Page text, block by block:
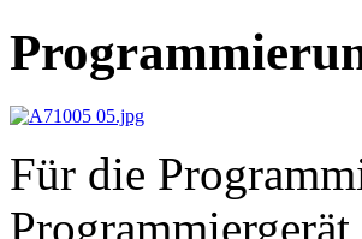
Für die